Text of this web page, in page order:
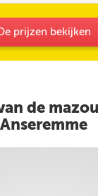
prijzen bekijken
de
Anseremme